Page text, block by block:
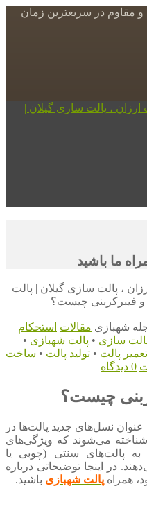
و مقاوم در سریعترین زمان
ما باشید
، پالت سازی گیلان | پالت
و فیبرکربنی چیست؟
شهبازی مقالات استحکام
سازی • پالت شهبازی •
تعمیر پالت • تولید پالت • ساخت
0 دیدگاه
چیست؟
عنوان نسل‌های جدید پالت‌ها در
می‌شوند که ویژگی‌های
پالت‌های سنتی (چوبی یا
در اینجا توضیحاتی درباره
همراه پالت شهبازی باشید.